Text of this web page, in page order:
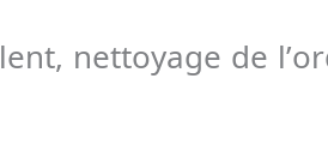
nettoyage de